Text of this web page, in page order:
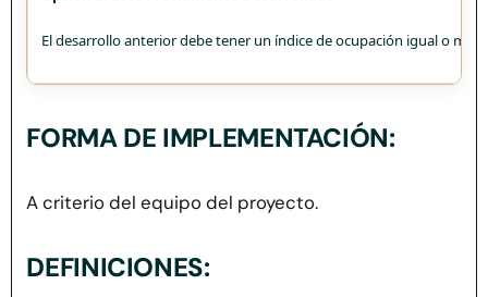
El desarrollo anterior debe tener un índice de ocupación igual o
FORMA DE IMPLEMENTACIÓN:
A criterio del equipo del proyecto.
DEFINICIONES: